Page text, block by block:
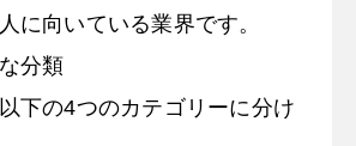
に向いている業界です。
分類
下の4つのカテゴリーに分け